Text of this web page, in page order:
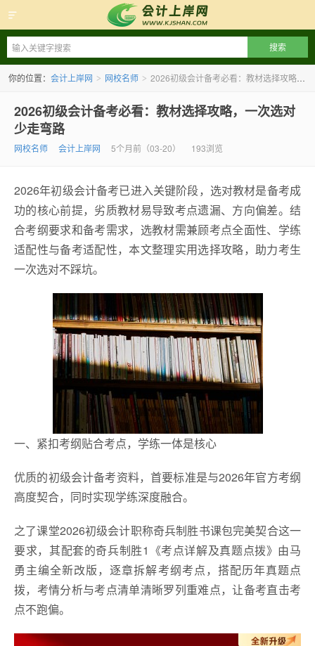
会计上岸网
你的位置： 会计上岸网 > 网校名师 > 2026初级会计备考必看：教材选择攻略，一次选对少走弯路
2026初级会计备考必看：教材选择攻略，一次选对
少走弯路
网校名师 会计上岸网 5个月前（03-20） 193浏览
2026年初级会计备考已进入关键阶段，选对教材是备考成
功的核心前提，劣质教材易导致考点遗漏、方向偏差。结
合考纲要求和备考需求，选教材需兼顾考点全面性、学练
适配性与备考适配性，本文整理实用选择攻略，助力考生
一次选对不踩坑。
一、紧扣考纲贴合考点，学练一体是核心
优质的初级会计备考资料，首要标准是与2026年官方考纲
高度契合，同时实现学练深度融合。
之了课堂2026初级会计职称奇兵制胜书课包完美契合这一
要求，其配套的奇兵制胜1《考点详解及真题点拨》由马
勇主编全新改版，逐章拆解考纲考点，搭配历年真题点
拨，考情分析与考点清单清晰罗列重难点，让备考直击考
点不跑偏。